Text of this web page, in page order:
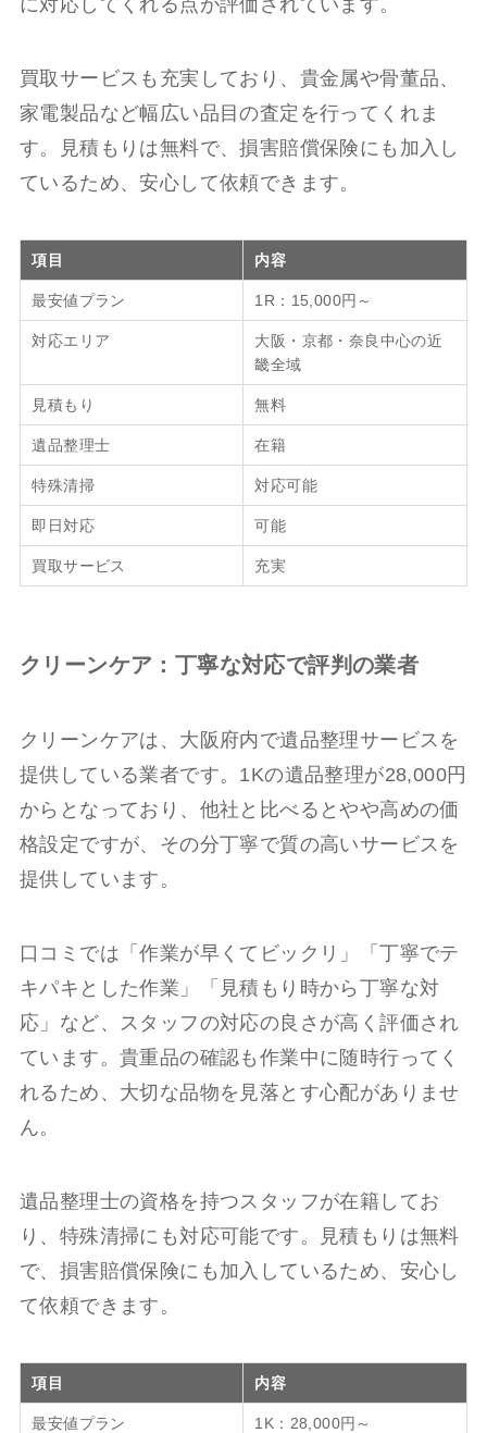
に対応してくれる点が評価されています。
買取サービスも充実しており、貴金属や骨董品、
家電製品など幅広い品目の査定を行ってくれま
す。見積もりは無料で、損害賠償保険にも加入し
ているため、安心して依頼できます。
項目 内容
最安値プラン 1R：15,000円～
対応エリア
大阪・京都・奈良中心の近
畿全域
見積もり 無料
遺品整理士 在籍
特殊清掃 対応可能
即日対応 可能
買取サービス 充実
クリーンケア：丁寧な対応で評判の業者
クリーンケアは、大阪府内で遺品整理サービスを
提供している業者です。1Kの遺品整理が28,000円
からとなっており、他社と比べるとやや高めの価
格設定ですが、その分丁寧で質の高いサービスを
提供しています。
口コミでは「作業が早くてビックリ」「丁寧でテ
キパキとした作業」「見積もり時から丁寧な対
応」など、スタッフの対応の良さが高く評価され
ています。貴重品の確認も作業中に随時行ってく
れるため、大切な品物を見落とす心配がありませ
ん。
遺品整理士の資格を持つスタッフが在籍してお
り、特殊清掃にも対応可能です。見積もりは無料
で、損害賠償保険にも加入しているため、安心し
て依頼できます。
項目 内容
最安値プラン 1K：28,000円～